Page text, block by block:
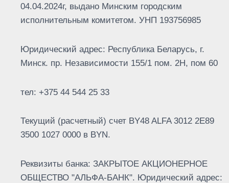
04.04.2024г, выдано Минским городским
исполнительным комитетом. УНП 193756985
Юридический адрес: Республика Беларусь, г.
Минск. пр. Независимости 155/1 пом. 2Н, пом 60
тел: +375 44 544 25 33
Текущий (расчетный) счет BY48 ALFA 3012 2E89
3500 1027 0000 в BYN.
Реквизиты банка: ЗАКРЫТОЕ АКЦИОНЕРНОЕ
ОБЩЕСТВО "АЛЬФА-БАНК". Юридический адрес: